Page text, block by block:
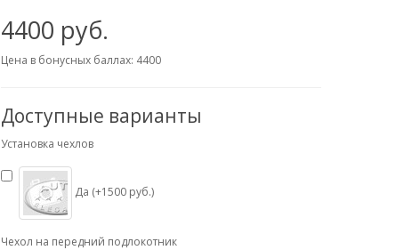
4400 руб.
Цена в бонусных баллах: 4400
Доступные варианты
Установка чехлов
Да (+1500 руб.)
Чехол на передний подлокотник